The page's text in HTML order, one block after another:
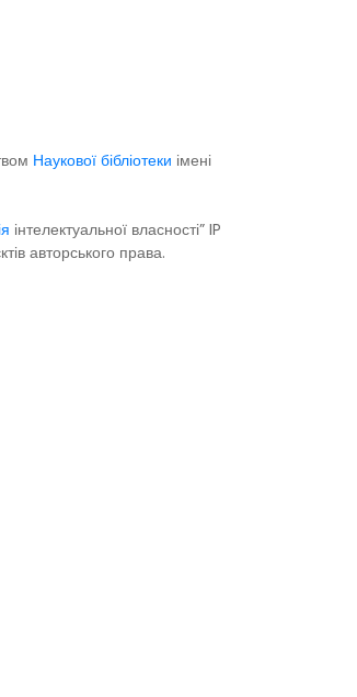
Наукової бібліотеки імені
інтелектуальної власності” IP
авторського права.